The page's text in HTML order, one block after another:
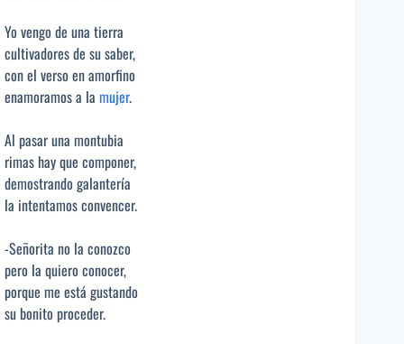
Yo vengo de una tierra
cultivadores de su saber,
con el verso en amorfino
enamoramos a la mujer.
Al pasar una montubia
rimas hay que componer,
demostrando galantería
la intentamos convencer.
-Señorita no la conozco
pero la quiero conocer,
porque me está gustando
su bonito proceder.